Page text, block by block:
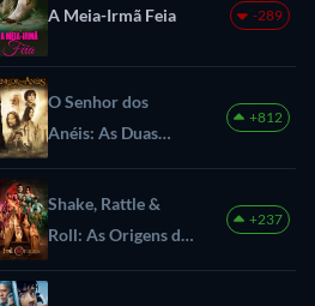
A Meia-Irmã Feia -289
O Senhor dos
Anéis: As Duas
Torres
+812
Shake, Rattle &
Roll: As Origens do
Mal
+237